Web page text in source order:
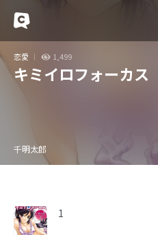
恋愛 1,499
キミイロフォーカス
千明太郎
1